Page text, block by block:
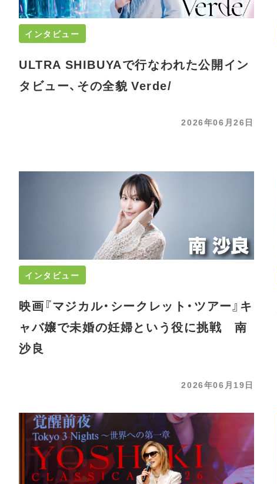
インタビュー
ULTRA SHIBUYAで行なわれた公開イン
タビュー、その全貌 Verde/
2026年06月26日
インタビュー
映画『マジカル・シークレット・ツアー』キ
ャバ嬢で未婚の妊婦という役に挑戦 南
沙良
2026年06月19日